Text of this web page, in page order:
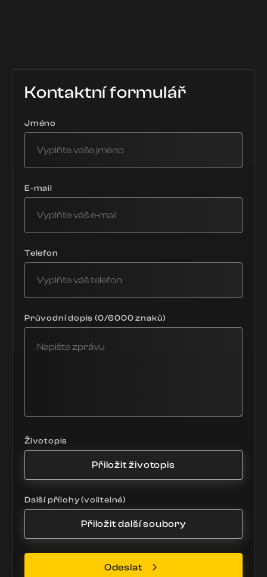
Kontaktní formulář
Jméno
E-mail
Telefon
Průvodní dopis (0/6000 znaků)
Životopis
Přiložit životopis
Další přílohy (volitelné)
Přiložit další soubory
Odeslat